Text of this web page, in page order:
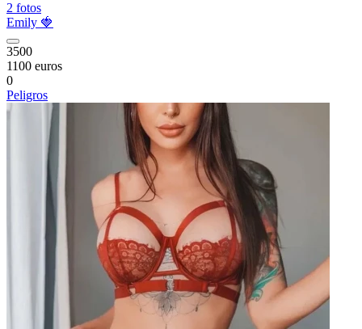
2 fotos
Emily 🍓
3500
1100 euros
0
Peligros